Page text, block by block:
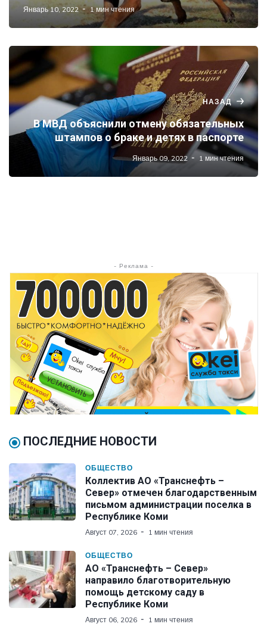
Январь 10, 2022 1 мин чтения
НАЗАД
В МВД объяснили отмену обязательных
штампов о браке и детях в паспорте
Январь 09, 2022 1 мин чтения
- Реклама -
ПОСЛЕДНИЕ НОВОСТИ
ОБЩЕСТВО
Коллектив АО «Транснефть –
Север» отмечен благодарственным
письмом администрации поселка в
Республике Коми
Август 07, 2026 1 мин чтения
ОБЩЕСТВО
АО «Транснефть – Север»
направило благотворительную
помощь детскому саду в
Республике Коми
Август 06, 2026 1 мин чтения